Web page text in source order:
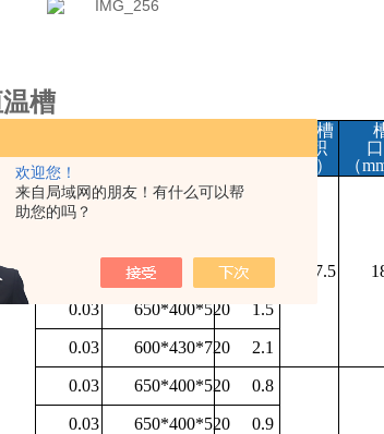
欢迎您！
来自局域网的朋友！有什么可以帮
助您的吗？
槽
（℃）
（± ℃
槽
容积
）
口
（m
0.03 650*400*520
7.5
650*400*520
0.03 650*400*520
1.5
0.03 600*430*720
2.1
0.03 650*400*520 0.8
0.03 650*400*520
0.9